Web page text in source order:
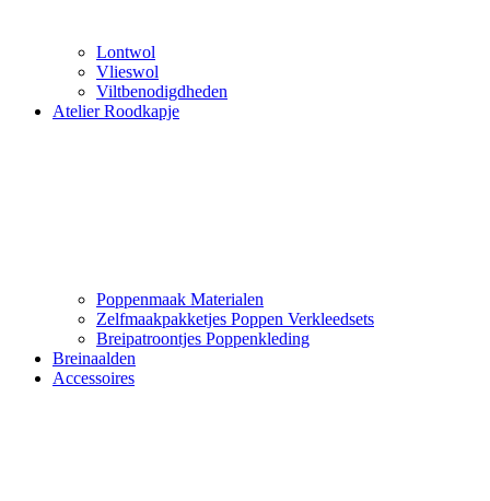
Lontwol
Vlieswol
Viltbenodigdheden
Atelier Roodkapje
Poppenmaak Materialen
Zelfmaakpakketjes Poppen Verkleedsets
Breipatroontjes Poppenkleding
Breinaalden
Accessoires